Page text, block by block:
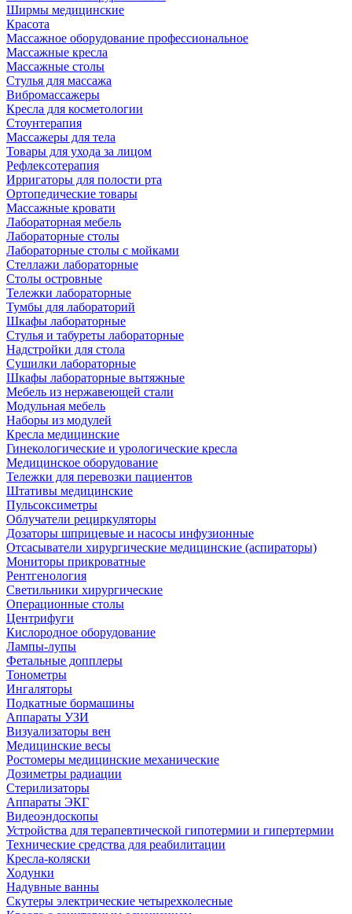
Ширмы медицинские
Красота
Массажное оборудование профессиональное
Массажные кресла
Массажные столы
Стулья для массажа
Вибромассажеры
Кресла для косметологии
Стоунтерапия
Массажеры для тела
Товары для ухода за лицом
Рефлексотерапия
Ирригаторы для полости рта
Ортопедические товары
Массажные кровати
Лабораторная мебель
Лабораторные столы
Лабораторные столы с мойками
Стеллажи лабораторные
Столы островные
Тележки лабораторные
Тумбы для лабораторий
Шкафы лабораторные
Стулья и табуреты лабораторные
Надстройки для стола
Сушилки лабораторные
Шкафы лабораторные вытяжные
Мебель из нержавеющей стали
Модульная мебель
Наборы из модулей
Кресла медицинские
Гинекологические и урологические кресла
Медицинское оборудование
Тележки для перевозки пациентов
Штативы медицинские
Пульсоксиметры
Облучатели рециркуляторы
Дозаторы шприцевые и насосы инфузионные
Отсасыватели хирургические медицинские (аспираторы)
Мониторы прикроватные
Рентгенология
Светильники хирургические
Операционные столы
Центрифуги
Кислородное оборудование
Лампы-лупы
Фетальные допплеры
Тонометры
Ингаляторы
Подкатные бормашины
Аппараты УЗИ
Визуализаторы вен
Медицинские весы
Ростомеры медицинские механические
Дозиметры радиации
Стерилизаторы
Аппараты ЭКГ
Видеоэндоскопы
Устройства для терапевтической гипотермии и гипертермии
Технические средства для реабилитации
Кресла-коляски
Ходунки
Надувные ванны
Скутеры электрические четырехколесные